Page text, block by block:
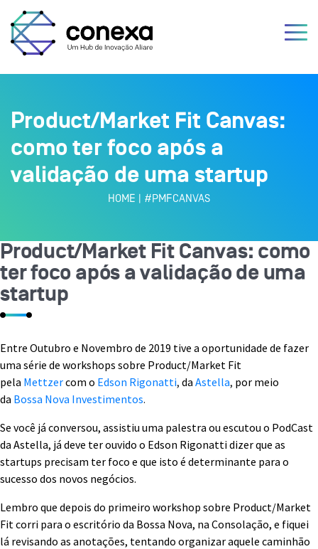
Product/Market Fit Canvas:
como ter foco após a
validação de uma startup
HOME | #PMFCANVAS
Product/Market Fit Canvas: como
ter foco após a validação de uma
startup
Entre Outubro e Novembro de 2019 tive a oportunidade de fazer
uma série de workshops sobre Product/Market Fit
pela Mettzercom o Edson Rigonatti, da Astella, por meio
da Bossa Nova Investimentos.
Se você já conversou, assistiu uma palestra ou escutou o PodCast
da Astella, já deve ter ouvido o Edson Rigonatti dizer que as
startups precisam ter foco e que isto é determinante para o
sucesso dos novos negócios.
Lembro que depois do primeiro workshop sobre Product/Market
Fit corri para o escritório da Bossa Nova, na Consolação, e fiquei
lá revisando as anotações, tentando organizar aquele caminhão